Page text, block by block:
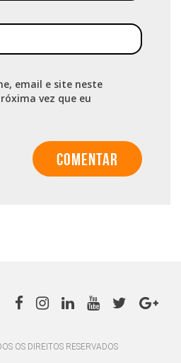
email e site neste
vez que eu
OS DIREITOS RESERVADOS